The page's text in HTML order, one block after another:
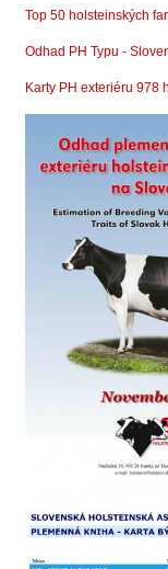
Top 50 holsteinských
Odhad PH Typu -
Karty PH exteriéru 978